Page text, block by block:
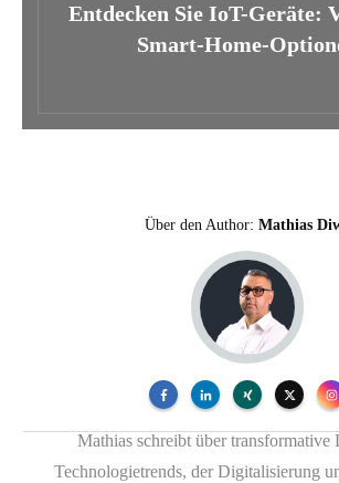
Entdecken Sie IoT-Geräte:
Smart-Home-
Über den Author: Mathias
Mathias schreibt über transformative
Technologietrends, der Digitalisierung